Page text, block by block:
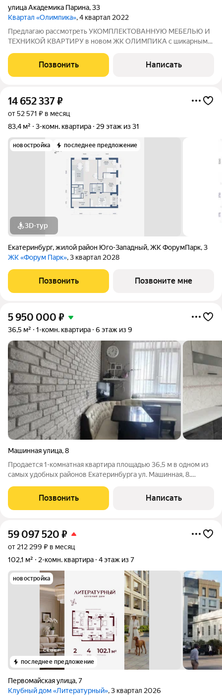
улица Академика Парина,33
Квартал «Олимпика», 4 квартал 2022
Предлагаю рассмотреть УКОМПЛЕКТОВАННУЮ МЕБЕЛЬЮ И
ТЕХНИКОЙ КВАРТИРУ в новом ЖК ОЛИМПИКА с шикарным
Школа Искусств , студия красоты , пиццерия . - в шаговой
доступности школа , детские сады ,
Позвонить Написать
14 652 337₽
от 52 571 ₽ в месяц
83,4 м²
3-комн. квартира 29 этаж из 31
новостройка последнее предложение
3D-тур
Екатеринбург,жилой район Юго-Западный,ЖК ФорумПарк,3
ЖК «Форум Парк», 3 квартал 2028
Позвонить Позвоните мне
5 950 000 ₽
36,5 м² 1-комн. квартира 6 этаж из 9
Машинная улица,8
Продается 1-комнатная квартира площадью 36,5 м в одном из
самых удобных районов Екатеринбурга ул. Машинная, 8.
этаже кирпичного дома. Окна выходят на солнечную сторону,
из квартиры открывается
Позвонить Написать
59 097 520 ₽
от 212 299 ₽ в месяц
102,1 м²
2-комн. квартира 4 этаж из 7
новостройка
последнее предложение
Первомайская улица,7
Клубный дом «Литературный», 3 квартал 2026